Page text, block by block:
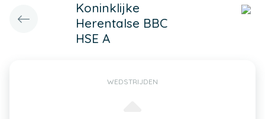
Koninklijke
Herentalse BBC
HSE A
WEDSTRIJDEN